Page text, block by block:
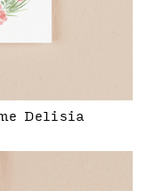
Delisia